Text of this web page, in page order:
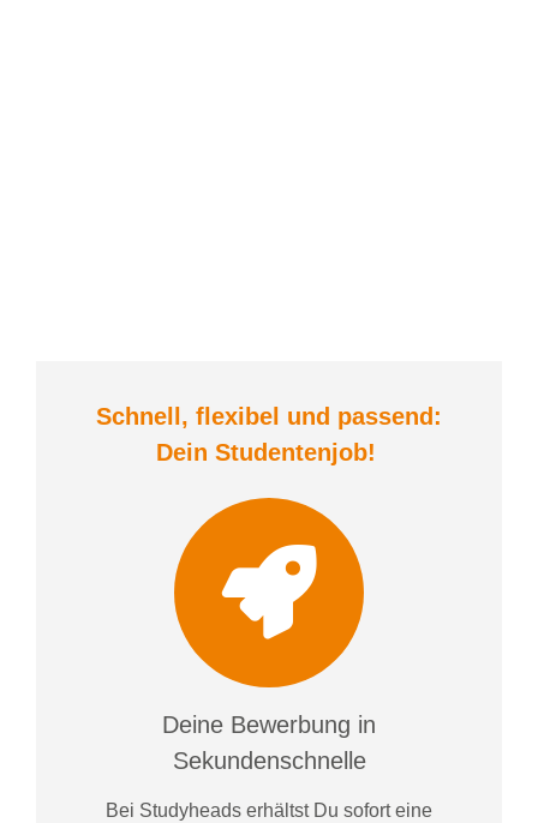
Schnell, flexibel und passend:
Dein Studentenjob!
Deine Bewerbung in
Sekundenschnelle
Bei Studyheads erhältst Du sofort eine